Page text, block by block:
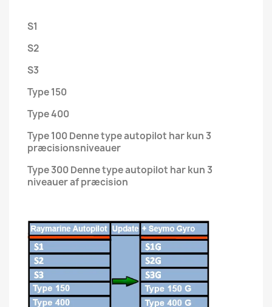
S1
S2
S3
Type 150
Type 400
Type 100 Denne type autopilot har kun 3
præcisionsniveauer
Type 300 Denne type autopilot har kun 3
niveauer af præcision